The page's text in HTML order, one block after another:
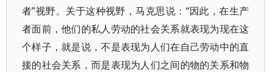
者”视野。关于这种视野，马克思说：“因此，在生产
者面前，他们的私人劳动的社会关系就表现为现在这
个样子，就是说，不是表现为人们在自己劳动中的直
接的社会关系，而是表现为人们之间的物的关系和物